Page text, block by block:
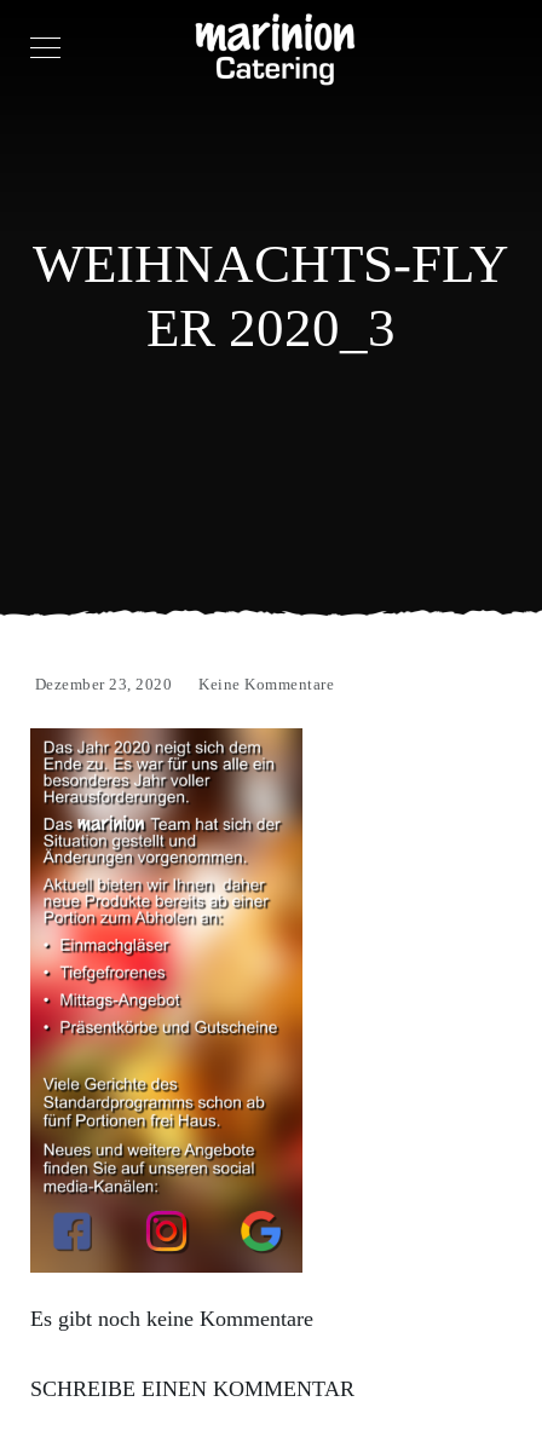
WEIHNACHTS-FLY
ER 2020_3
Dezember 23, 2020 Keine Kommentare
Es gibt noch keine Kommentare
SCHREIBE EINEN KOMMENTAR